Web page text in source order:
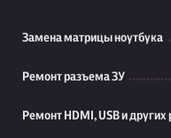
Замена матрицы ноутбука
Ремонт разъема ЗУ
Ремонт HDMI, USB и